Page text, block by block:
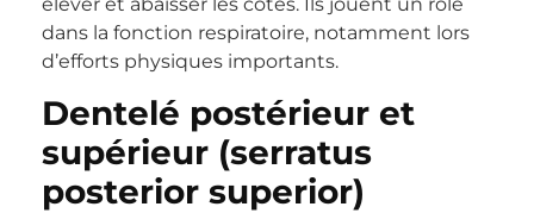
dans la fonction respiratoire, notamment lors
d’efforts physiques importants.
Dentelé postérieur et
supérieur (serratus
posterior superior)